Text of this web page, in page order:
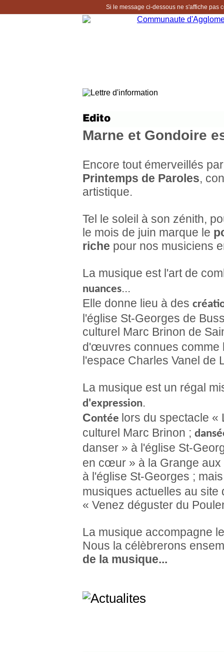
Si le message ci-dessous ne s'affiche pas
Marne et Gondoire
Encore tout émerveillés
Printemps de Paroles,
artistique.
Tel le soleil à son zénith,
le mois de juin marque le
riche pour nos musiciens
La musique est l'art de
nuances...
Elle donne lieu à des
l'église St-Georges de
culturel Marc Brinon de
d'œuvres connues comme
l'espace Charles Vanel de
La musique est un régal
d'expression.
Contée lors du spectacle «
culturel Marc Brinon ;
danser » à l'église St-
en cœur » à la Grange
à l'église St-Georges ;
musiques actuelles au
« Venez déguster du
La musique accompagne
Nous la célèbrerons
de la musique...